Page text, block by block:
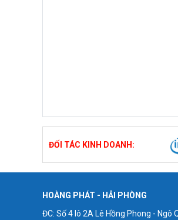
ĐỐI TÁC KINH DOANH:
HOÀNG PHÁT - HẢI PHÒNG
ĐC: Số 4 lô 2A Lê Hồng Phong - Ngô